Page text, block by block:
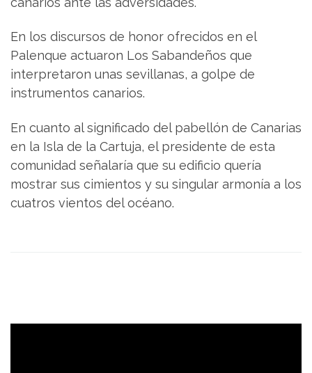
En los discursos de honor ofrecidos en el
Palenque actuaron Los Sabandeños que
interpretaron unas sevillanas, a golpe de
instrumentos canarios.
En cuanto al significado del pabellón de Canarias
en la Isla de la Cartuja, el presidente de esta
comunidad señalaría que su edificio quería
mostrar sus cimientos y su singular armonía a los
cuatros vientos del océano.